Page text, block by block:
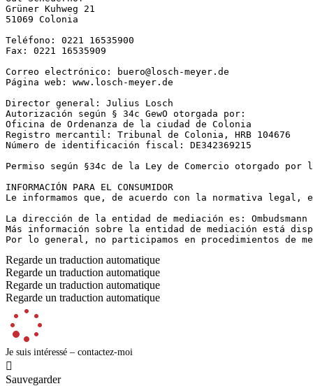
Grüner Kuhweg 21
51069 Colonia
Teléfono: 0221 16535900
Fax: 0221 16535909
Correo electrónico: buero@losch-meyer.de
Página web: www.losch-meyer.de
Director general: Julius Losch
Autorización según § 34c GewO otorgada por:
Oficina de Ordenanza de la ciudad de Colonia
Registro mercantil: Tribunal de Colonia, HRB 104676
Número de identificación fiscal: DE342369215
Permiso según §34c de la Ley de Comercio otorgado
INFORMACIÓN PARA EL CONSUMIDOR
Le informamos que, de acuerdo con la normativa
La dirección de la entidad de mediación es:
Más información sobre la entidad de mediación está
Por lo general, no participamos en procedimientos de
Regarde un traduction automatique
Regarde un traduction automatique
Regarde un traduction automatique
Regarde un traduction automatique
Je suis intéressé – contactez-moi

Sauvegarder